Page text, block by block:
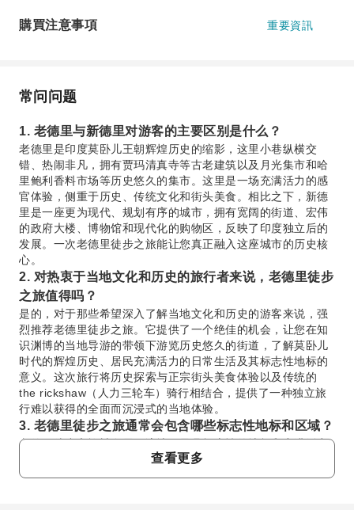
購買注意事項 重要資訊
常问问题
1. 老德里与新德里对游客的主要区别是什么？
老德里是印度莫卧儿王朝辉煌历史的缩影，这里小巷纵横交
错、热闹非凡，拥有贾玛清真寺等古老建筑以及月光集市和哈
里鲍利香料市场等历史悠久的集市。这里是一场充满活力的感
官体验，侧重于历史、传统文化和街头美食。相比之下，新德
里是一座更为现代、规划有序的城市，拥有宽阔的街道、宏伟
的政府大楼、博物馆和现代化的购物区，反映了印度独立后的
发展。一次老德里徒步之旅能让您真正融入这座城市的历史核
心。
2. 对热衷于当地文化和历史的旅行者来说，老德里徒步
之旅值得吗？
是的，对于那些希望深入了解当地文化和历史的游客来说，强
烈推荐老德里徒步之旅。它提供了一个绝佳的机会，让您在知
识渊博的当地导游的带领下游览历史悠久的街道，了解莫卧儿
时代的辉煌历史、居民充满活力的日常生活及其标志性地标的
意义。这次旅行将历史探索与正宗街头美食体验以及传统的
the rickshaw（人力三轮车）骑行相结合，提供了一种独立旅
行难以获得的全面而沉浸式的当地体验。
3. 老德里徒步之旅通常会包含哪些标志性地标和区域？
老德里徒步之旅旨在展示该地区最具标志性的地标和充满活力
的街区。您将通常游览宏伟的贾玛清真寺，这是印度最大的清
真寺之一，并深入了解其丰富的莫卧儿时代历史。行程还将穿
查看更多